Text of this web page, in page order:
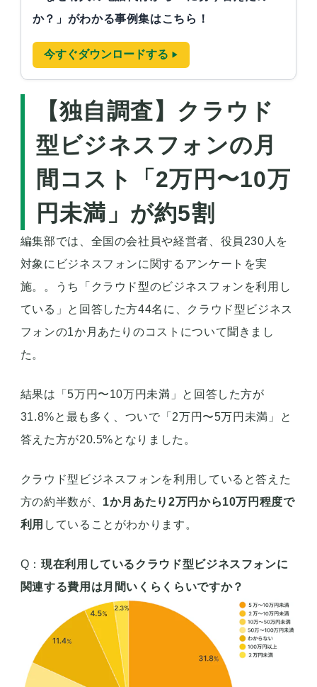
か？」がわかる事例集はこちら！
今すぐダウンロードする ▶︎
【独自調査】クラウド
型ビジネスフォンの月
間コスト「2万円〜10万
円未満」が約5割
編集部では、全国の会社員や経営者、役員230人を
対象にビジネスフォンに関するアンケートを実
施。。うち「クラウド型のビジネスフォンを利用し
ている」と回答した方44名に、クラウド型ビジネス
フォンの1か月あたりのコストについて聞きまし
た。
結果は「5万円〜10万円未満」と回答した方が
31.8%と最も多く、ついで「2万円〜5万円未満」と
答えた方が20.5%となりました。
クラウド型ビジネスフォンを利用していると答えた
方の約半数が、 1か月あたり2万円から10万円程度で
利用 していることがわかります。
Q： 現在利用しているクラウド型ビジネスフォンに
関連する費用は月間いくらくらいですか？